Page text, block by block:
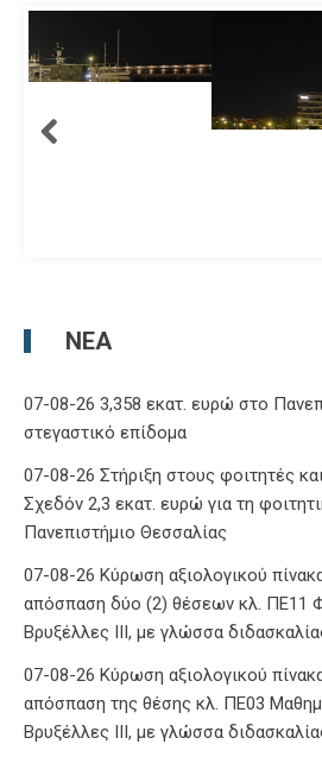
ΝΈΑ
07-08-26 3,358 εκατ. ευρώ στο
στεγαστικό επίδομα
07-08-26 Στήριξη στους φοιτητές
Σχεδόν 2,3 εκατ. ευρώ για τη
Πανεπιστήμιο Θεσσαλίας
07-08-26 Κύρωση αξιολογικού
απόσπαση δύο (2) θέσεων κλ. ΠΕ11
Βρυξέλλες ΙΙΙ, με γλώσσα
07-08-26 Κύρωση αξιολογικού
απόσπαση της θέσης κλ. ΠΕ03
Βρυξέλλες ΙΙΙ, με γλώσσα